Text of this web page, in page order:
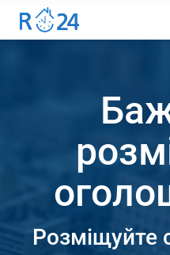
МЕНЮ
ВХІД ТА РЕЄСТРАЦІЯ
КОМЕНТАРІ ДО
КОНТАКТИ
ЯК ДОДАТИ
Розміщуйте